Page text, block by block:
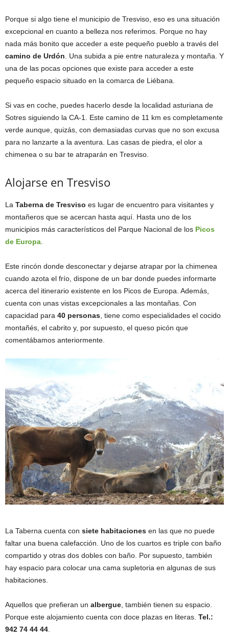
Porque si algo tiene el municipio de Tresviso, eso es una situación
excepcional en cuanto a belleza nos referimos. Porque no hay
nada más bonito que acceder a este pequeño pueblo a través del
camino de Urdón . Una subida a pie entre naturaleza y montaña. Y
una de las pocas opciones que existe para acceder a este
pequeño espacio situado en la comarca de Liébana.
Si vas en coche, puedes hacerlo desde la localidad asturiana de
Sotres siguiendo la CA-1. Este camino de 11 km es completamente
verde aunque, quizás, con demasiadas curvas que no son excusa
para no lanzarte a la aventura. Las casas de piedra, el olor a
chimenea o su bar te atraparán en Tresviso.
Alojarse en Tresviso
La Taberna de Tresviso es lugar de encuentro para visitantes y
montañeros que se acercan hasta aquí. Hasta uno de los
municipios más característicos del Parque Nacional de los Picos
de Europa
Este rincón donde desconectar y dejarse atrapar por la chimenea
cuando azota el frío, dispone de un bar donde puedes informarte
acerca del itinerario existente en los Picos de Europa. Además,
cuenta con unas vistas excepcionales a las montañas. Con
capacidad para 40 personas , tiene como especialidades el cocido
montañés, el cabrito y, por supuesto, el queso picón que
comentábamos anteriormente.
La Taberna cuenta con siete habitaciones en las que no puede
faltar una buena calefacción. Uno de los cuartos es triple con baño
compartido y otras dos dobles con baño. Por supuesto, también
hay espacio para colocar una cama supletoria en algunas de sus
habitaciones.
Aquellos que prefieran un albergue, también tienen su espacio.
Porque este alojamiento cuenta con doce plazas en literas. Tel.:
942 74 44 44.